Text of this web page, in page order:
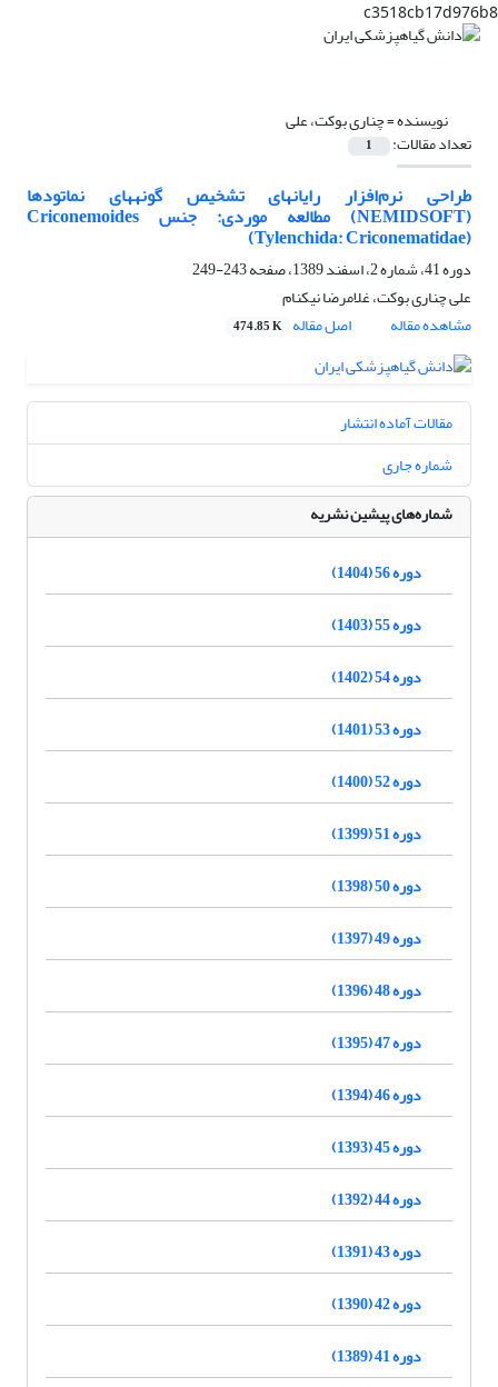
c3518cb17d976b8
نویسنده =چناری بوکت، علی
تعداد مقالات: 1
طراحی نرم‌افزار رایانهای تشخیص گونههای نماتودها
(NEMIDSOFT) مطالعه موردی: جنس Criconemoides
(Tylenchida: Criconematidae)
دوره 41، شماره 2، اسفند 1389، صفحه
243-249
علی چناری بوکت، غلامرضا نیکنام
مشاهده مقاله
اصل مقاله 474.85 K
مقالات آماده انتشار
شماره جاری
شماره‌های پیشین نشریه
دوره 56 (1404)
دوره 55 (1403)
دوره 54 (1402)
دوره 53 (1401)
دوره 52 (1400)
دوره 51 (1399)
دوره 50 (1398)
دوره 49 (1397)
دوره 48 (1396)
دوره 47 (1395)
دوره 46 (1394)
دوره 45 (1393)
دوره 44 (1392)
دوره 43 (1391)
دوره 42 (1390)
دوره 41 (1389)